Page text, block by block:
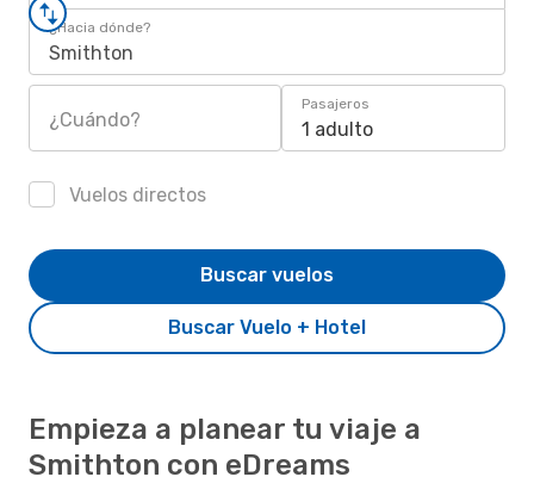
¿Hacia dónde?
Smithton
¿Cuándo?
Pasajeros
1 adulto
Vuelos directos
Buscar Vuelo + Hotel
Buscar vuelos
Empieza a planear tu viaje a
Smithton con eDreams